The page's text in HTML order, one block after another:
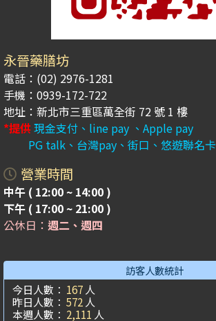
永晉藥膳坊
電話：(02) 2976-1281
手機：0939-172-722
地址：新北市三重區萬全街 72 號 1 樓
*提供現金支付、line pay 、Apple pay
PG talk、台灣pay、街口、悠遊聯名卡
營業時間
中午 ( 12:00 ~ 14:00 )
下午 ( 17:00 ~ 21:00 )
公休日： 週二、週四
訪客人數統計
今日人數： 167 人
昨日人數： 572 人
本週人數： 2,111 人